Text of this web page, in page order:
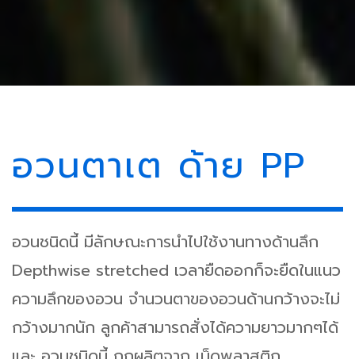
อวนตาเต ด้าย PP
อวนชนิดนี้ มีลักษณะการนำไปใช้งานทางด้านลึก
Depthwise stretched เวลายืดออกก็จะยืดในแนว
ความลึกของอวน จำนวนตาของอวนด้านกว้างจะไม่
กว้างมากนัก ลูกค้าสามารถสั่งได้ความยาวมากๆได้